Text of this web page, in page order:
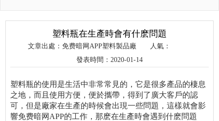
塑料瓶在生產時會有什麽問題
文章出處：免费暗网APP塑料製品廠
人氣：
發表時間：2020-01-14
塑料瓶的使用是生活中非常常見的，它是很多產品的棲息
之地，而且使用方便，便於攜帶，得到了廣大客戶的認
可，但是廠家在生產的時候會出現一些問題，這樣就會影
響免费暗网APP的工作，那麽在生產時會遇到什麽問題